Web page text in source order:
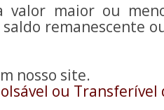
valor maior ou
remanescente
nosso site.
ou